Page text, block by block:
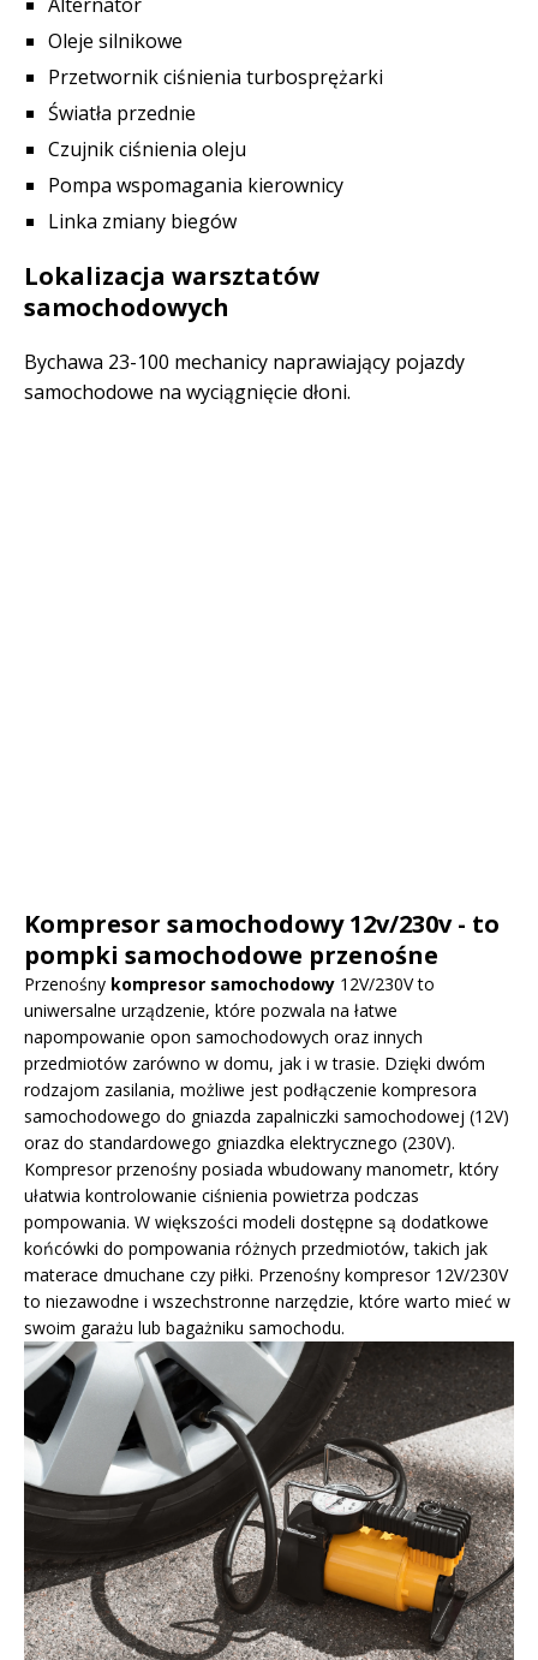
Oleje silnikowe
Przetwornik ciśnienia turbosprężarki
Światła przednie
Czujnik ciśnienia oleju
Pompa wspomagania kierownicy
Linka zmiany biegów
Lokalizacja warsztatów
samochodowych
Bychawa 23-100 mechanicy naprawiający pojazdy
samochodowe na wyciągnięcie dłoni.
Kompresor samochodowy 12v/230v - to
pompki samochodowe przenośne
Przenośny kompresor samochodowy 12V/230V to
uniwersalne urządzenie, które pozwala na łatwe
napompowanie opon samochodowych oraz innych
przedmiotów zarówno w domu, jak i w trasie. Dzięki dwóm
rodzajom zasilania, możliwe jest podłączenie kompresora
samochodowego do gniazda zapalniczki samochodowej (12V)
oraz do standardowego gniazdka elektrycznego (230V).
Kompresor przenośny posiada wbudowany manometr, który
ułatwia kontrolowanie ciśnienia powietrza podczas
pompowania. W większości modeli dostępne są dodatkowe
końcówki do pompowania różnych przedmiotów, takich jak
materace dmuchane czy piłki. Przenośny kompresor 12V/230V
to niezawodne i wszechstronne narzędzie, które warto mieć w
swoim garażu lub bagażniku samochodu.